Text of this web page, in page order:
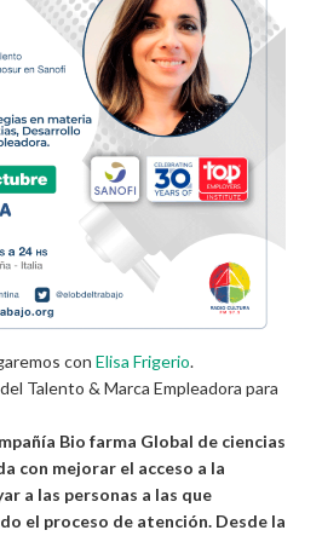
con Elisa Frigerio.
Talento & Marca Empleadora para
Bio farma Global de ciencias
con mejorar el acceso a la
a las personas a las que
el proceso de atención. Desde la